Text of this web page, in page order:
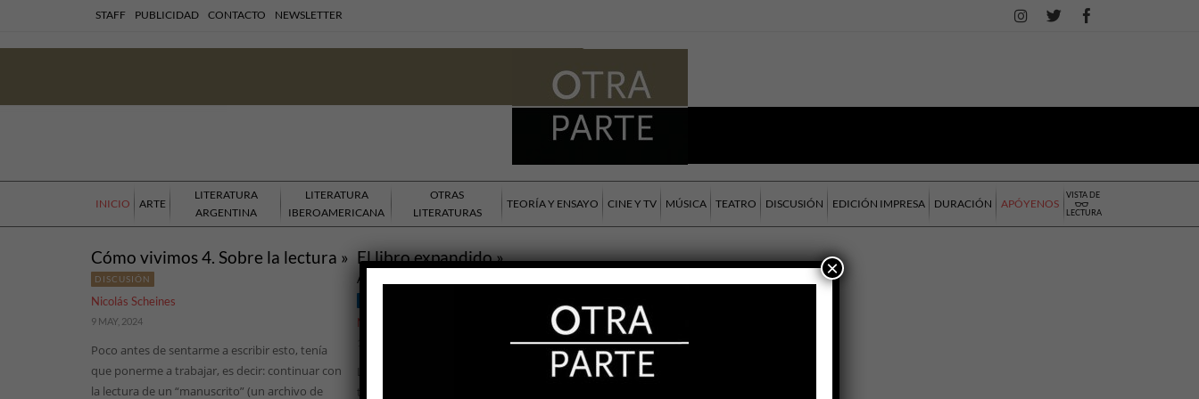
STAFF PUBLICIDAD CONTACTO NEWSLETTER
INICIO ARTE
LITERATURA
ARGENTINA
LITERATURA
IBEROAMERICANA
OTRAS
LITERATURAS
TEORÍA Y ENSAYO CINE Y TV MÚSICA TEATRO DISCUSIÓN EDICIÓN IMPRESA DURACIÓN APÓYENOS
VISTA DE
LECTURA
Cómo vivimos 4. Sobre la lectura »
DISCUSIÓN
Nicolás Scheines
9 MAY, 2024
Poco antes de sentarme a escribir esto, tenía
que ponerme a trabajar, es decir: continuar con
la lectura de un “manuscrito” (un archivo de
El libro expandido »
Amaranth Borsuk
Nicolás Scheines
La pregunta por la “muerte del libro” se planteó
tantas veces en tan diversas etapas de la historia
×